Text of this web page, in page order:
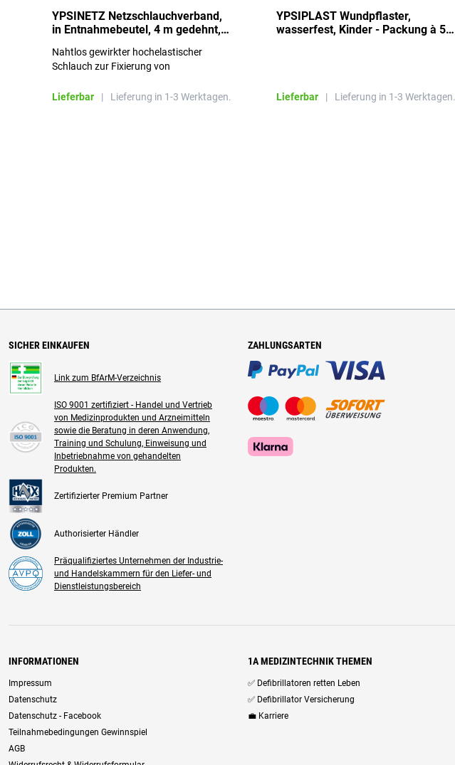
YPSINETZ Netzschlauchverband,
in Entnahmebeutel, 4 m gedehnt,
Nahtlos gewirkter hochelastischer
Schlauch zur Fixierung von
Lieferbar
| Lieferung in 1-3 Werktagen.
YPSIPLAST Wundpflaster,
wasserfest, Kinder - Packung à 50
Lieferbar | Lieferung in 1-3 Werktagen.
SICHER EINKAUFEN
Link zum BfArM-Verzeichnis
ISO 9001 zertifiziert - Handel und Vertrieb
von Medizinprodukten und Arzneimitteln
sowie die Beratung in deren Anwendung,
Training und Schulung, Einweisung und
Inbetriebnahme von gehandelten
Produkten.
Zertifizierter Premium Partner
Authorisierter Händler
Präqualifiziertes Unternehmen der Industrie-
und Handelskammern für den Liefer- und
Dienstleistungsbereich
ZAHLUNGSARTEN
INFORMATIONEN
Impressum
Datenschutz
Datenschutz - Facebook
Teilnahmebedingungen Gewinnspiel
AGB
1A MEDIZINTECHNIK THEMEN
✅ Defibrillatoren retten Leben
✅ Defibrillator Versicherung
💼 Karriere